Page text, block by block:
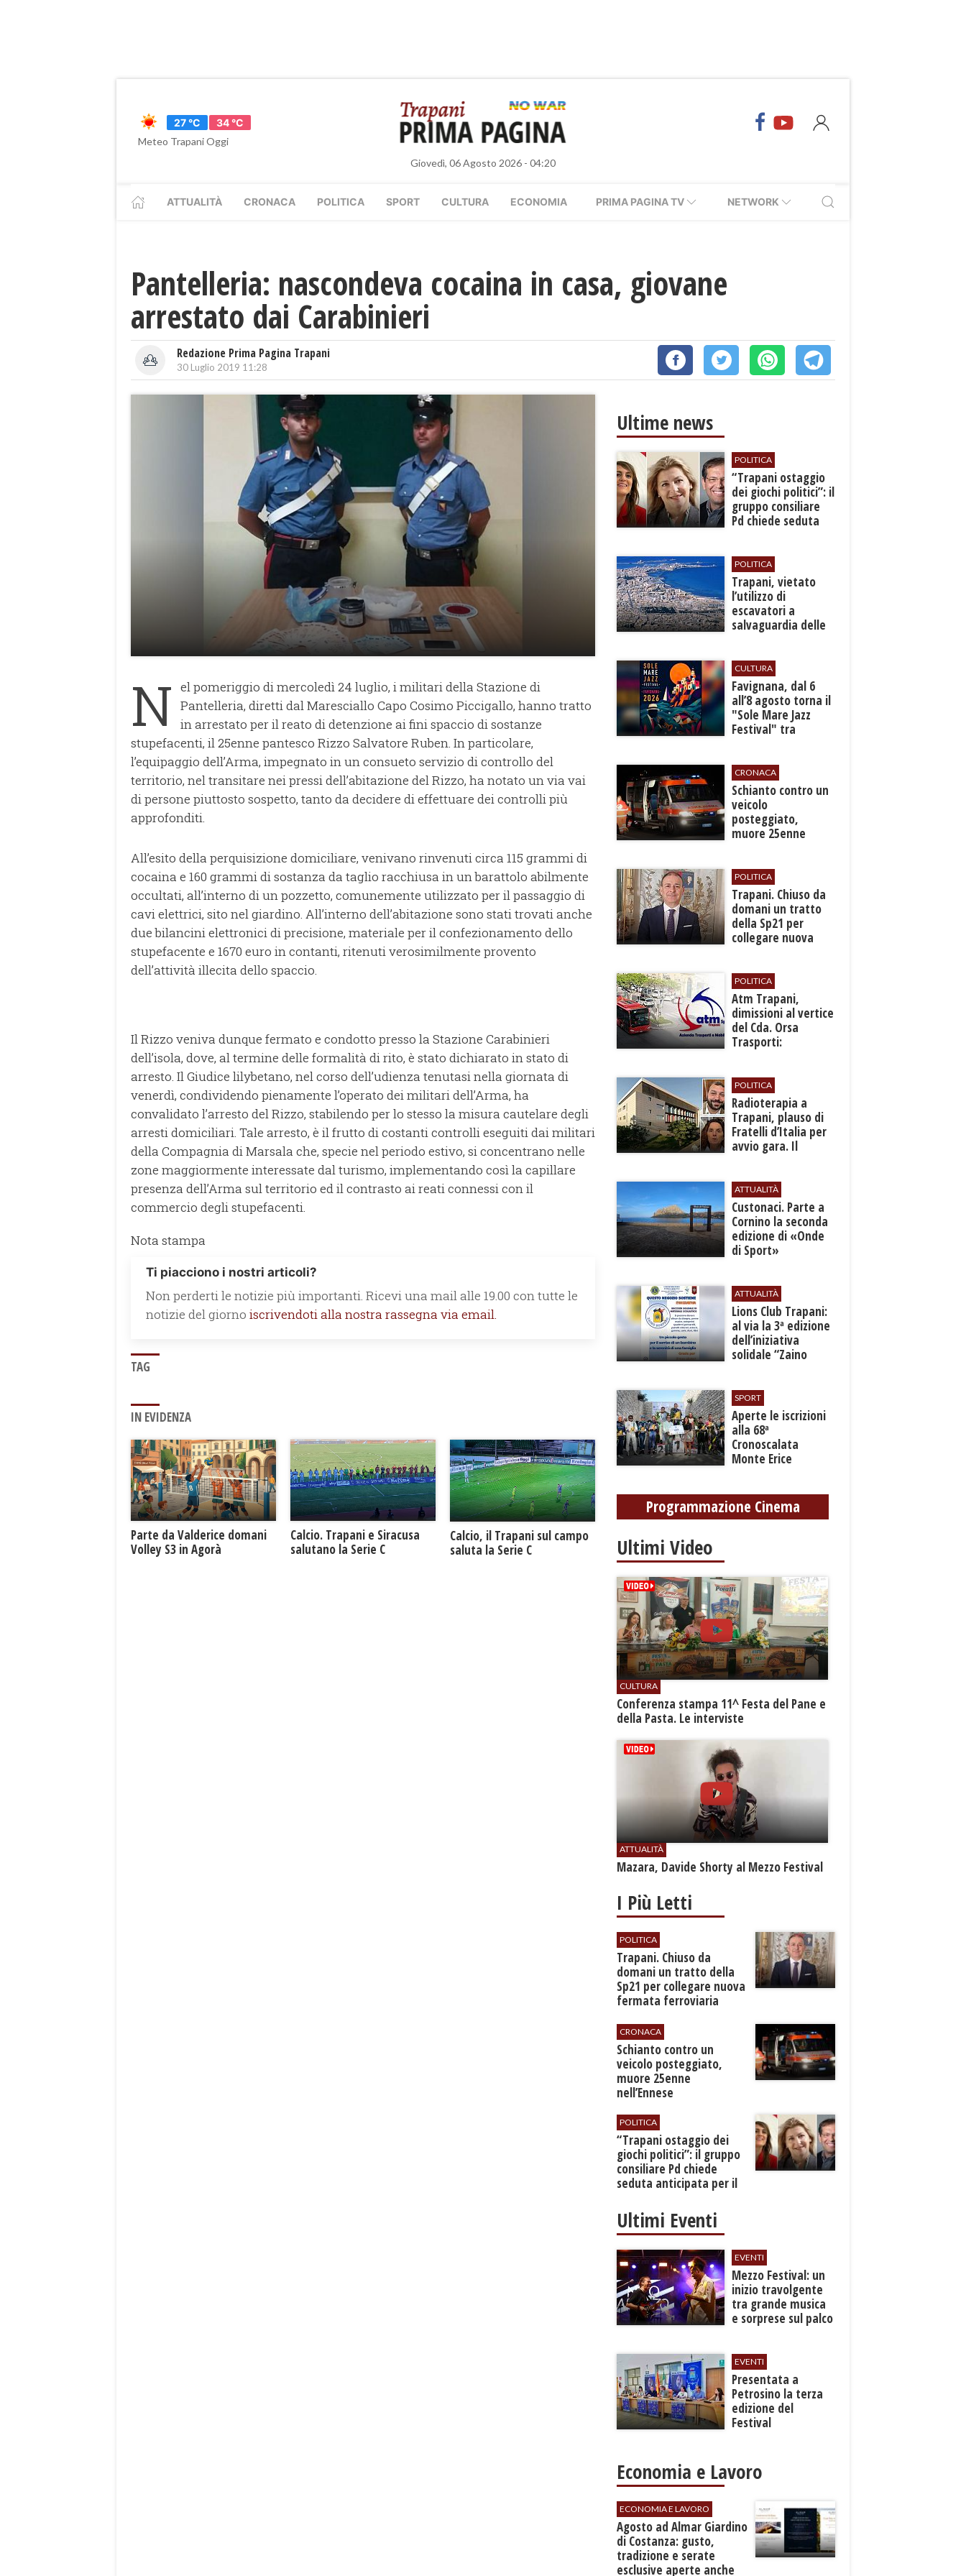
27 °C
34 °C
Meteo Trapani Oggi
Giovedì, 06 Agosto 2026 - 04:20
ATTUALITÀ CRONACA POLITICA SPORT CULTURA ECONOMIA PRIMA PAGINA TV NETWORK
Pantelleria: nascondeva cocaina in casa, giovane
arrestato dai Carabinieri
Redazione Prima Pagina Trapani
30 Luglio 2019 11:28
N el pomeriggio di mercoledì 24 luglio, i militari della Stazione di
Pantelleria, diretti dal Maresciallo Capo Cosimo Piccigallo, hanno tratto
in arrestato per il reato di detenzione ai fini spaccio di sostanze
stupefacenti, il 25enne pantesco Rizzo Salvatore Ruben. In particolare,
l’equipaggio dell’Arma, impegnato in un consueto servizio di controllo del
territorio, nel transitare nei pressi dell’abitazione del Rizzo, ha notato un via vai
di persone piuttosto sospetto, tanto da decidere di effettuare dei controlli più
approfonditi.
All’esito della perquisizione domiciliare, venivano rinvenuti circa 115 grammi di
cocaina e 160 grammi di sostanza da taglio racchiusa in un barattolo abilmente
occultati, all’interno di un pozzetto, comunemente utilizzato per il passaggio di
cavi elettrici, sito nel giardino. All’interno dell’abitazione sono stati trovati anche
due bilancini elettronici di precisione, materiale per il confezionamento dello
stupefacente e 1670 euro in contanti, ritenuti verosimilmente provento
dell’attività illecita dello spaccio.
Il Rizzo veniva dunque fermato e condotto presso la Stazione Carabinieri
dell’isola, dove, al termine delle formalità di rito, è stato dichiarato in stato di
arresto. Il Giudice lilybetano, nel corso dell’udienza tenutasi nella giornata di
venerdì, condividendo pienamente l’operato dei militari dell’Arma, ha
convalidato l’arresto del Rizzo, stabilendo per lo stesso la misura cautelare degli
arresti domiciliari. Tale arresto, è il frutto di costanti controlli eseguiti dai militari
della Compagnia di Marsala che, specie nel periodo estivo, si concentrano nelle
zone maggiormente interessate dal turismo, implementando così la capillare
presenza dell’Arma sul territorio ed il contrasto ai reati connessi con il
commercio degli stupefacenti.
Nota stampa
Ti piacciono i nostri articoli?
Non perderti le notizie più importanti. Ricevi una mail alle 19.00 con tutte le
notizie del giorno iscrivendoti alla nostra rassegna via email.
TAG
IN EVIDENZA
Parte da Valderice domani
Volley S3 in Agorà
Calcio. Trapani e Siracusa
salutano la Serie C
Calcio, il Trapani sul campo
saluta la Serie C
Ultime news
POLITICA
​“Trapani ostaggio
dei giochi politici”: il
gruppo consiliare
Pd chiede seduta
POLITICA
​Trapani, vietato
l’utilizzo di
escavatori a
salvaguardia delle
CULTURA
Favignana, dal 6
all’8 agosto torna il
"Sole Mare Jazz
Festival" tra
CRONACA
​Schianto contro un
veicolo
posteggiato,
muore 25enne
POLITICA
​Trapani. Chiuso da
domani un tratto
della Sp21 per
collegare nuova
POLITICA
​Atm Trapani,
dimissioni al vertice
del Cda. Orsa
Trasporti:
POLITICA
Radioterapia a
Trapani, plauso di
Fratelli d’Italia per
avvio gara. Il
sconfitta”
ATTUALITÀ
Custonaci. Parte a
Cornino la seconda
edizione di «Onde
di Sport»
ATTUALITÀ
Lions Club Trapani:
al via la 3ª edizione
dell’iniziativa
solidale “Zaino
SPORT
Aperte le iscrizioni
alla 68ª
Cronoscalata
Monte Erice
Programmazione Cinema
Ultimi Video
CULTURA
Conferenza stampa 11^ Festa del Pane e
della Pasta. Le interviste
ATTUALITÀ
Mazara, Davide Shorty al Mezzo Festival
I Più Letti
POLITICA
​Trapani. Chiuso da
domani un tratto della
Sp21 per collegare nuova
fermata ferroviaria
CRONACA
​Schianto contro un
veicolo posteggiato,
muore 25enne
nell’Ennese
POLITICA
​“Trapani ostaggio dei
giochi politici”: il gruppo
consiliare Pd chiede
seduta anticipata per il
Ultimi Eventi
EVENTI
Mezzo Festival: un
inizio travolgente
tra grande musica
e sorprese sul palco
EVENTI
Presentata a
Petrosino la terza
edizione del
Festival
"Voci dal
Mediterraneo"
Economia e Lavoro
ECONOMIA E LAVORO
Agosto ad Almar Giardino
di Costanza: gusto,
tradizione e serate
esclusive aperte anche